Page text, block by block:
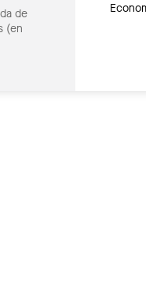
de
(en